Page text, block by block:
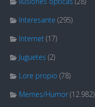
Interesante (295)
Internet (17)
Juguetes (2)
Lore propio (78)
Memes/Humor (12.982)